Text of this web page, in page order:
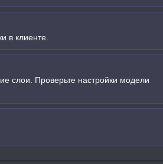
в клиенте.
слои. Проверьте настройки модели